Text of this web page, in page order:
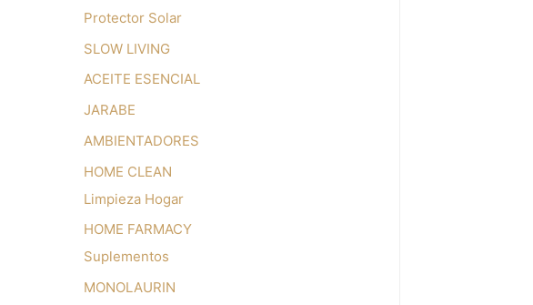
Protector Solar
SLOW LIVING
ACEITE ESENCIAL
JARABE
AMBIENTADORES
HOME CLEAN
Limpieza Hogar
HOME FARMACY
Suplementos
MONOLAURIN